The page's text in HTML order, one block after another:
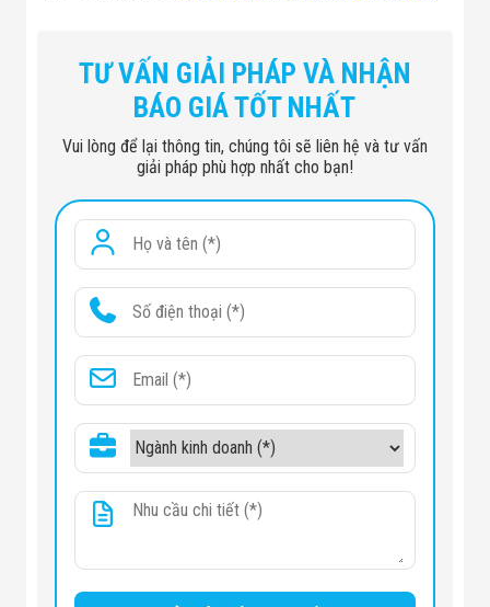
TƯ VẤN GIẢI PHÁP VÀ NHẬN
BÁO GIÁ TỐT NHẤT
Vui lòng để lại thông tin, chúng tôi sẽ liên hệ và tư vấn
giải pháp phù hợp nhất cho bạn!